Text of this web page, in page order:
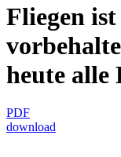
Fliegen
heute alle
PDF
download